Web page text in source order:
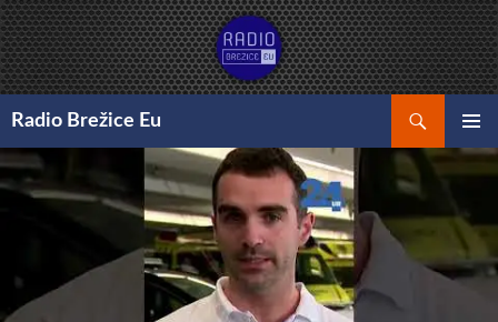
Preskoči
na
vsebino
Radio Brežice Eu
GLAVNI